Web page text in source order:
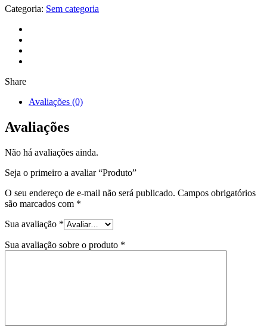
Categoria: Sem categoria
Share
Avaliações (0)
Avaliações
Não há avaliações ainda.
Seja o primeiro a avaliar “Produto”
O seu endereço de e-mail não será publicado. Campos obrigatórios
são marcados com *
Sua avaliação *
Sua avaliação sobre o produto *